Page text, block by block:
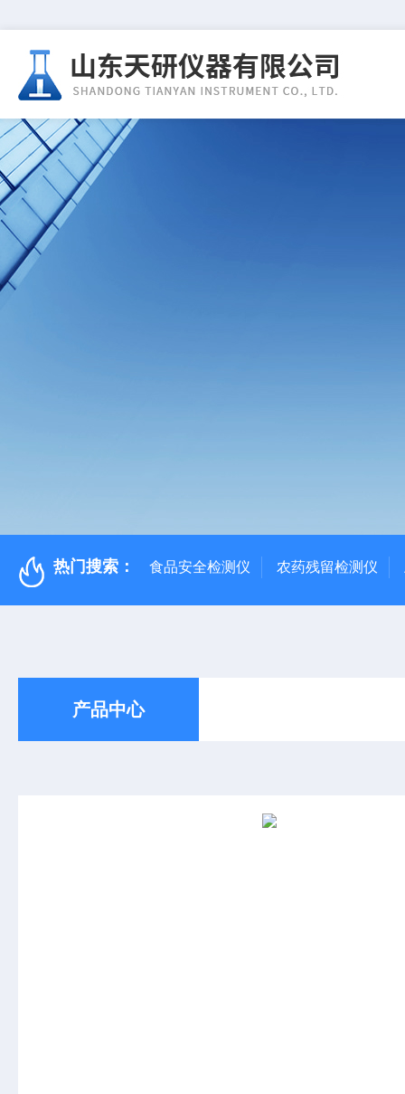
热门搜索： 食品安全检测仪 农药残留检测仪
产品中心